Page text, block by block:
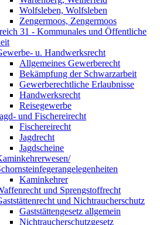
Wolfsleben, Wolfsleben
Zengermoos, Zengermoos
31 - Kommunales und Öffentliche
u. Handwerksrecht
Allgemeines Gewerberecht
Bekämpfung der Schwarzarbeit
Gewerberechtliche Erlaubnisse
Handwerksrecht
Reisegewerbe
und Fischereirecht
Fischereirecht
Jagdrecht
Jagdscheine
Kaminkehrer
und Sprengstoffrecht
und Nichtraucherschutz
Gaststättengesetz allgemein
Nichtraucherschutzgesetz